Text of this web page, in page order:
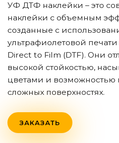
УФ ДТФ наклейки – это
наклейки с объемным
созданные с
ультрафиолетовой
Direct to Film (DTF). Они
высокой стойкостью,
цветами и возможностью
сложных поверхностях.
ЗАКАЗАТЬ